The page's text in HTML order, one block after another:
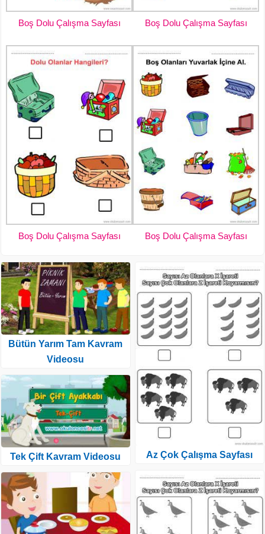
Boş Dolu Çalışma Sayfası Boş Dolu Çalışma Sayfası
Boş Dolu Çalışma Sayfası Boş Dolu Çalışma Sayfası
Bütün Yarım Tam Kavram
Videosu
Tek Çift Kavram Videosu Az Çok Çalışma Sayfası